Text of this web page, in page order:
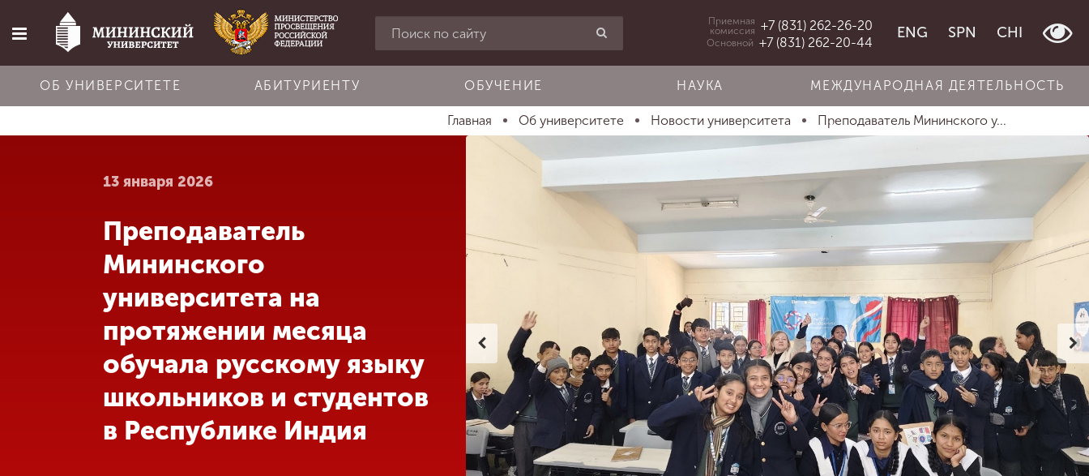
Главная
Об университете
Абитуриенту
Обучение
Международная
деятельность
Приемная
комиссия +7 (831) 262-26-20
Основной +7 (831) 262-20-44
ENG SPN CHI
ОБ УНИВЕРСИТЕТЕ АБИТУРИЕНТУ ОБУЧЕНИЕ НАУКА МЕЖДУНАРОДНАЯ ДЕЯТЕЛЬНОСТЬ
Главная Об университете Новости университета Преподаватель Мининского у...
13 января 2026
Преподаватель
Мининского
университета на
протяжении месяца
обучала русскому языку
школьников и студентов
в Республике Индия